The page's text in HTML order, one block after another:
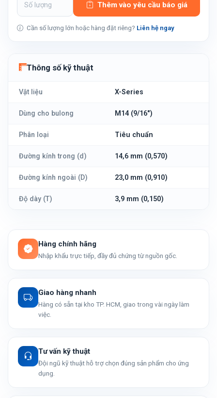
Thêm vào yêu cầu báo giá
Cần số lượng lớn hoặc hàng đặt riêng? Liên hệ ngay
Thông số kỹ thuật
Vật liệu X-Series
Dùng cho bulong M14 (9/16")
Phân loại Tiêu chuẩn
Đường kính trong (d) 14,6 mm (0,570)
Đường kính ngoài (D) 23,0 mm (0,910)
Độ dày (T) 3,9 mm (0,150)
Hàng chính hãng
Nhập khẩu trực tiếp, đầy đủ chứng từ nguồn gốc.
Giao hàng nhanh
Hàng có sẵn tại kho TP. HCM, giao trong vài ngày làm
việc.
Tư vấn kỹ thuật
Đội ngũ kỹ thuật hỗ trợ chọn đúng sản phẩm cho ứng
dụng.